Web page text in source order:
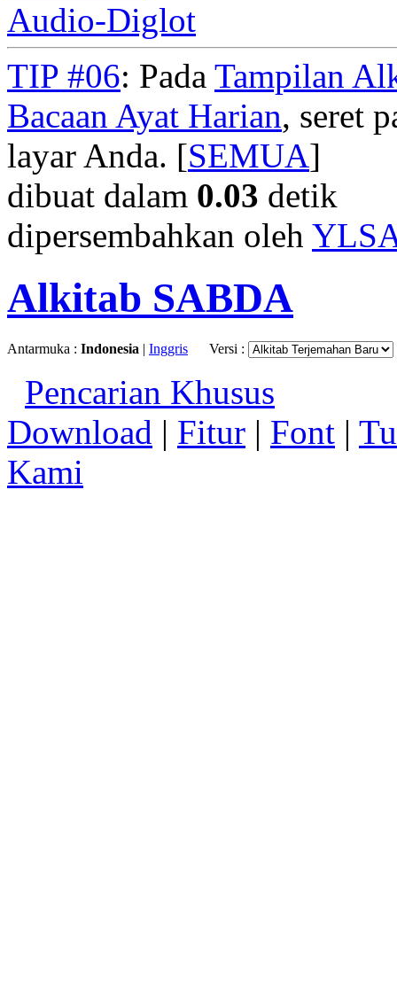
Audio-Diglot
TIP #06: Pada Tampilan
Bacaan Ayat Harian, seret
layar Anda. [SEMUA]
dibuat dalam 0.03 detik
dipersembahkan oleh
Alkitab SABDA
Antarmuka : Indonesia | Inggris Versi :
Pencarian Khusus
Download | Fitur | Font |
Kami